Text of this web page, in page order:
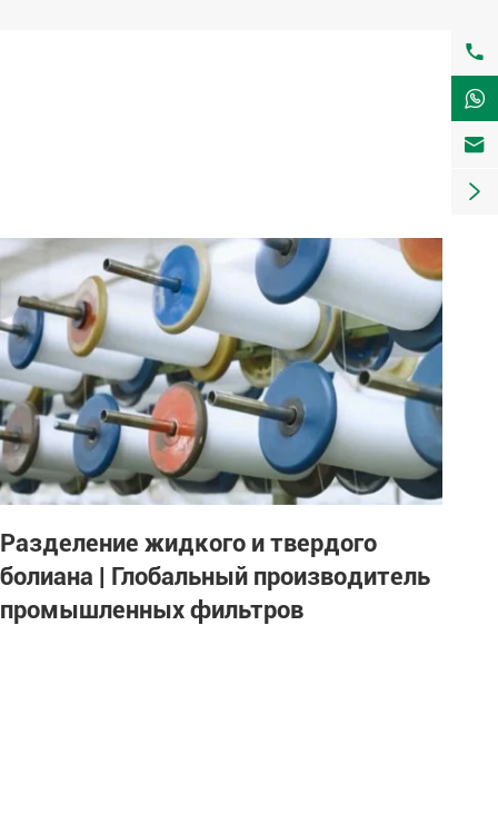
Разделение жидкого и твердого
болиана | Глобальный производитель
промышленных фильтров



